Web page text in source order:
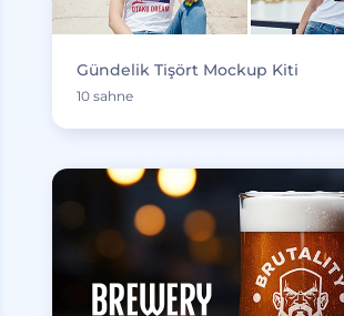
Gündelik Tişört Mockup Kiti
10 sahne